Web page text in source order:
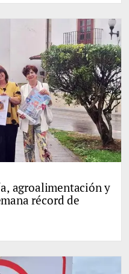
agroalimentación y
récord de